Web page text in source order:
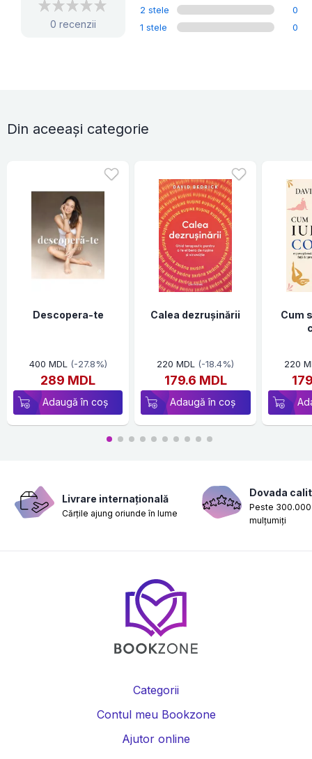
0 recenzii
2 stele
0
1 stele
0
Din aceeași categorie
Descopera-te
400 MDL (-27.8%)
289 MDL
Adaugă în coș
Calea dezrușinării
220 MDL (-18.4%)
179.6 MDL
Adaugă în coș
Cum
220
Livrare internațională
Cărțile ajung oriunde în lume
Dovada
Peste
mulțumiți
Categorii
Contul meu Bookzone
Ajutor online